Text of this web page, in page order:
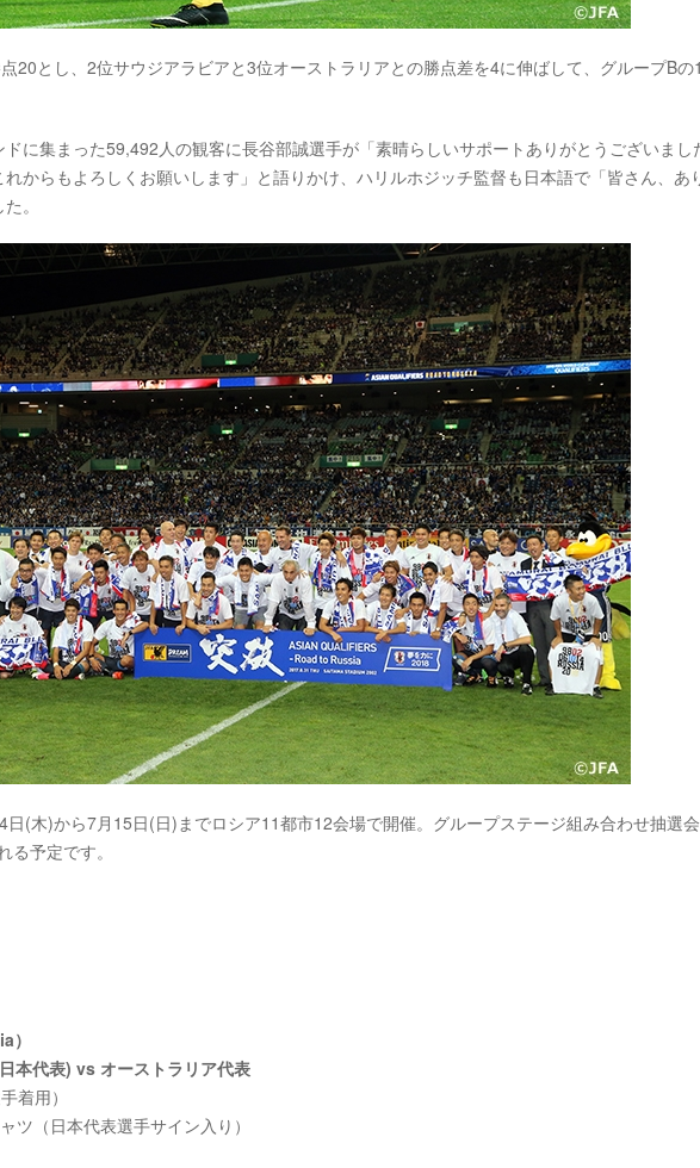
20とし、2位サウジアラビアと3位オーストラリアとの勝点差を4に伸ばして、グループBの
に集まった59,492人の観客に長谷部誠選手が「素晴らしいサポートありがとうございまし
からもよろしくお願いします」と語りかけ、ハリルホジッチ監督も日本語で「皆さん、あ
。
(木)から7月15日(日)までロシア11都市12会場で開催。グループステージ組み合わせ抽選
予定です。
）
本代表) vs オーストラリア代表
着用）
ツ（日本代表選手サイン入り）